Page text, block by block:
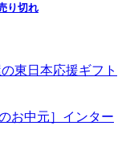
り切れ
東日本応援ギフト
お中元］インター